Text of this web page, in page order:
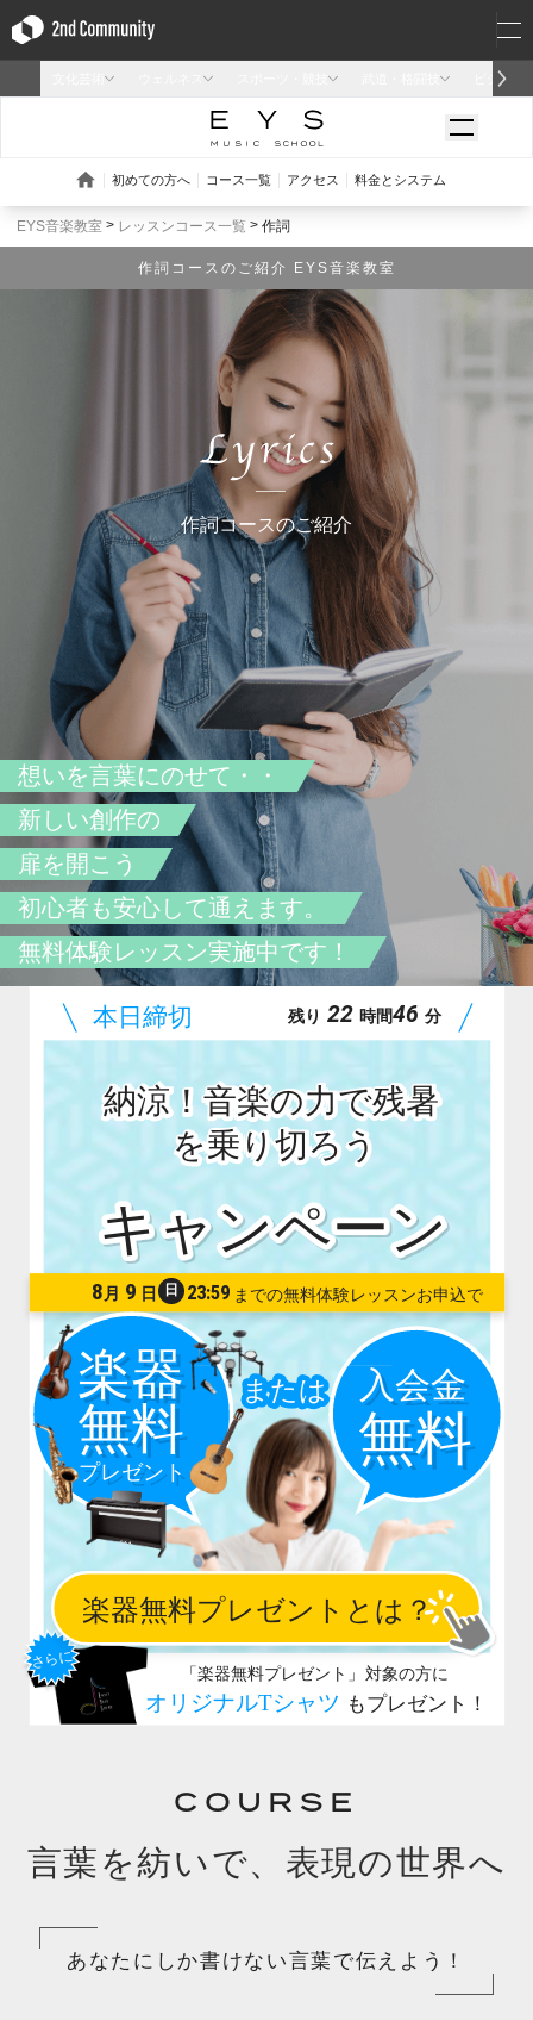
EYS音楽教室 レッスンコース一覧 作詞
作詞コースのご紹介 EYS音楽教室
想いを言葉にのせて・・
新しい創作の
扉を開こう
初心者も安心して通えます。
無料体験レッスン実施中です！
作詞コースのご紹介
納涼！音楽の力で残暑
を乗り切ろう
8月 9 日 日 23:59
残り 22 時間46 分
COURSE
言葉を紡いで、表現の世界へ
あなたにしか書けない言葉で伝えよう！